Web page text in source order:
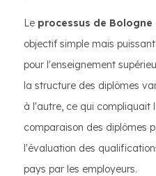
Le processus de Bologne
objectif simple mais
pour l'enseignement
la structure des diplômes
à l'autre, ce qui compliquait
comparaison des diplômes
l'évaluation des
pays par les employeurs.